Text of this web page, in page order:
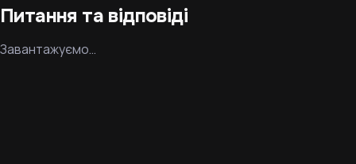
Питання та відповіді
Завантажуємо…